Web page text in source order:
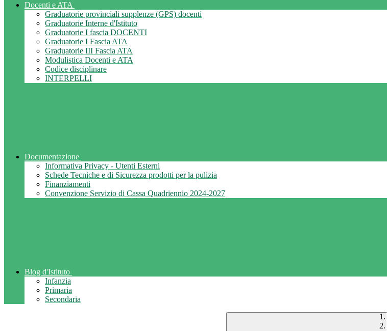
Docenti e ATA
Graduatorie provinciali supplenze (GPS) docenti
Graduatorie Interne d'Istituto
Graduatorie I fascia DOCENTI
Graduatorie I Fascia ATA
Graduatorie III Fascia ATA
Modulistica Docenti e ATA
Codice disciplinare
INTERPELLI
Documentazione
Informativa Privacy - Utenti Esterni
Schede Tecniche e di Sicurezza prodotti per la pulizia
Finanziamenti
Convenzione Servizio di Cassa Quadriennio 2024-2027
Blog d'Istituto
Infanzia
Primaria
Secondaria